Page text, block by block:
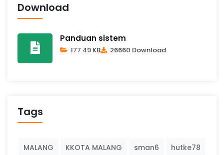
Download
Panduan sistem
177.49 KB 26660 Download
Tags
MALANG KKOTA MALANG sman6 hutke78